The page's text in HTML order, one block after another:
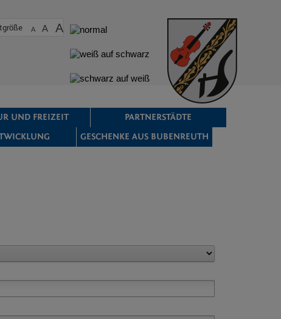
A A A
UND FREIZEIT
PARTNERSTÄDTE
GESCHENKE AUS BUBENREUTH